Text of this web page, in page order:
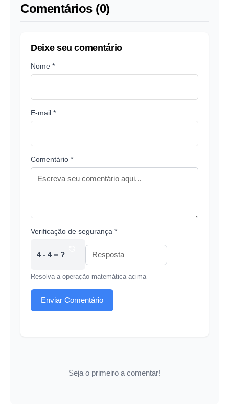
Comentários (0)
Deixe seu comentário
Nome *
E-mail *
Comentário *
Verificação de segurança *
4 - 4 = ?
Resolva a operação matemática acima
Enviar Comentário
Seja o primeiro a comentar!